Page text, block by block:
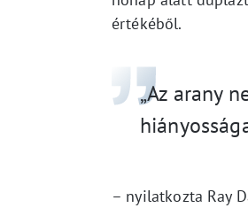
értékéből.
„Az arany
– nyilatkozta Ray